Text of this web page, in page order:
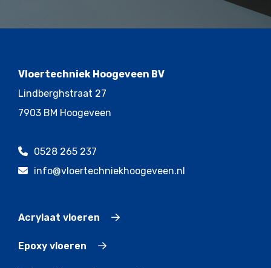
Vloertechniek Hoogeveen BV
Lindberghstraat 27
7903 BM Hoogeveen
0528 265 237
info@vloertechniekhoogeveen.nl
Acrylaat vloeren
Epoxy vloeren